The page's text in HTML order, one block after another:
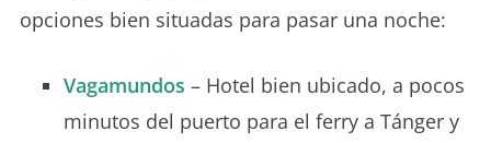
opciones bien situadas para pasar una noche:
Vagamundos – Hotel bien ubicado, a pocos
minutos del puerto para el ferry a Tánger y